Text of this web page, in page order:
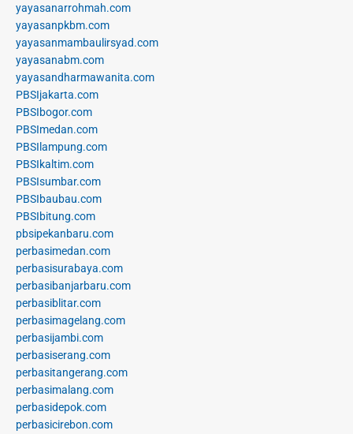
yayasanarrohmah.com
yayasanpkbm.com
yayasanmambaulirsyad.com
yayasanabm.com
yayasandharmawanita.com
PBSIjakarta.com
PBSIbogor.com
PBSImedan.com
PBSIlampung.com
PBSIkaltim.com
PBSIsumbar.com
PBSIbaubau.com
PBSIbitung.com
pbsipekanbaru.com
perbasimedan.com
perbasisurabaya.com
perbasibanjarbaru.com
perbasiblitar.com
perbasimagelang.com
perbasijambi.com
perbasiserang.com
perbasitangerang.com
perbasimalang.com
perbasidepok.com
perbasicirebon.com